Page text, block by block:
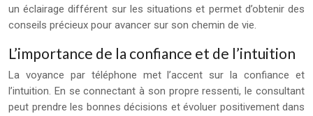
un éclairage différent sur les situations et permet d’obtenir des
conseils précieux pour avancer sur son chemin de vie.
L’importance de la confiance et de l’intuition
La voyance par téléphone met l’accent sur la confiance et
l’intuition. En se connectant à son propre ressenti, le consultant
peut prendre les bonnes décisions et évoluer positivement dans